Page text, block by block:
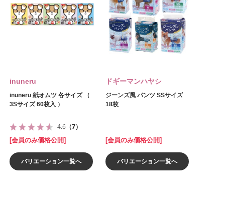
inuneru
inuneru 紙オムツ 各サイズ （
3Sサイズ 60枚入 ）
4.6 （7）
[会員のみ価格公開]
バリエーション一覧へ
ドギーマンハヤシ
ジーンズ風 パンツ SSサイズ
18枚
[会員のみ価格公開]
バリエーション一覧へ